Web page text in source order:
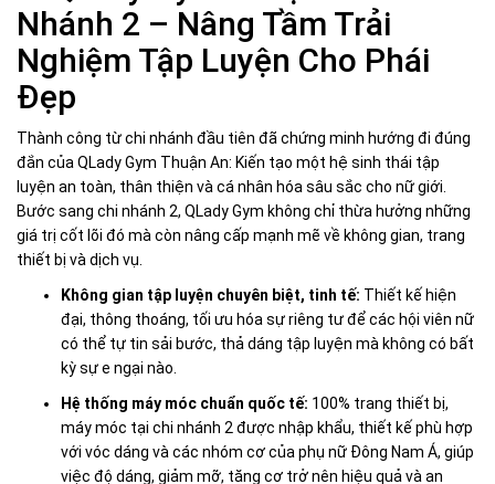
Nhánh 2 – Nâng Tầm Trải
Nghiệm Tập Luyện Cho Phái
Đẹp
Thành công từ chi nhánh đầu tiên đã chứng minh hướng đi đúng
đắn của QLady Gym Thuận An: Kiến tạo một hệ sinh thái tập
luyện an toàn, thân thiện và cá nhân hóa sâu sắc cho nữ giới.
Bước sang chi nhánh 2, QLady Gym không chỉ thừa hưởng những
giá trị cốt lõi đó mà còn nâng cấp mạnh mẽ về không gian, trang
thiết bị và dịch vụ.
Không gian tập luyện chuyên biệt, tinh tế: Thiết kế hiện
đại, thông thoáng, tối ưu hóa sự riêng tư để các hội viên nữ
có thể tự tin sải bước, thả dáng tập luyện mà không có bất
kỳ sự e ngại nào.
Hệ thống máy móc chuẩn quốc tế: 100% trang thiết bị,
máy móc tại chi nhánh 2 được nhập khẩu, thiết kế phù hợp
với vóc dáng và các nhóm cơ của phụ nữ Đông Nam Á, giúp
việc độ dáng, giảm mỡ, tăng cơ trở nên hiệu quả và an